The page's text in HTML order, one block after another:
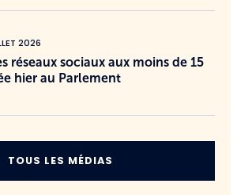
2026
réseaux sociaux aux moins de 15
hier au Parlement
TOUS LES MÉDIAS